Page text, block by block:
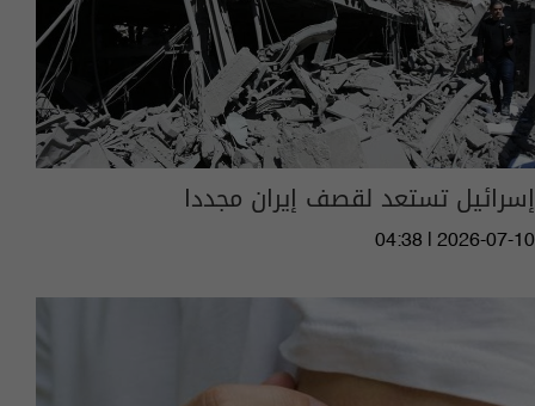
إسرائيل تستعد لقصف إيران مجددا
04:38 | 2026-07-10